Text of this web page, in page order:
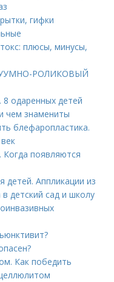
гифки
плюсы, минусы,
РОЛИКОВЫЙ
одаренных детей
чем знамениты
блефаропластика.
появляются
детей. Аппликации из
детский сад и школу
Как победить